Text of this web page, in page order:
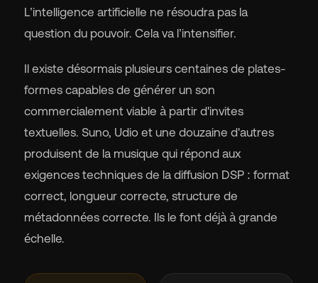
L’intelligence artificielle ne résoudra pas la
question du pouvoir. Cela va l’intensifier.
Il existe désormais plusieurs centaines de plates-
formes capables de générer un son
commercialement viable à partir d'invites
textuelles. Suno, Udio et une douzaine d'autres
produisent de la musique qui répond aux
exigences techniques de la diffusion DSP : format
correct, longueur correcte, structure de
métadonnées correcte. Ils le font déjà à grande
échelle.